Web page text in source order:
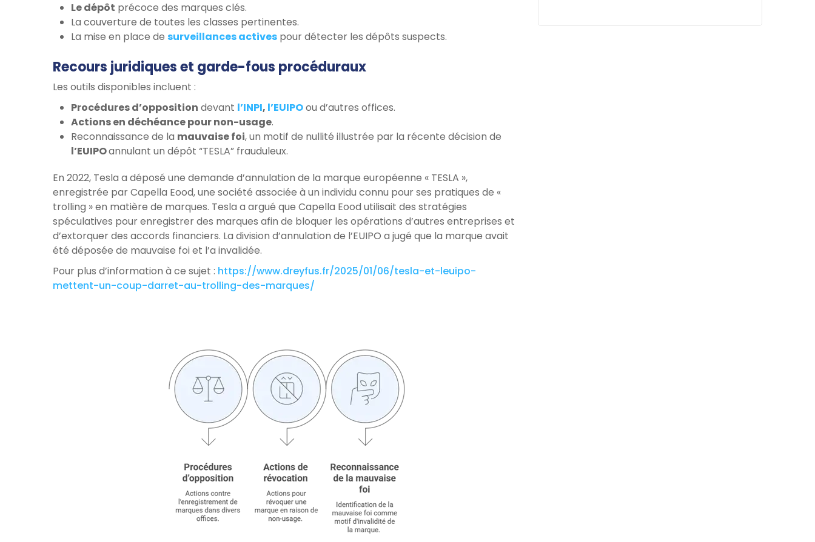
Le dépôt précoce des marques clés.
La couverture de toutes les classes pertinentes.
La mise en place de surveillances actives pour détecter les dépôts suspects.
Recours juridiques et garde-fous procéduraux
Les outils disponibles incluent :
Procédures d’opposition devant l’INPI, l’EUIPOou d’autres offices.
Actions en déchéance pour non-usage.
Reconnaissance de la mauvaise foi, un motif de nullité illustrée par la récente décision de
l’EUIPOannulant un dépôt “TESLA” frauduleux.
En 2022, Tesla a déposé une demande d’annulation de la marque européenne « TESLA »,
enregistrée par Capella Eood, une société associée à un individu connu pour ses pratiques de «
trolling » en matière de marques. Tesla a argué que Capella Eood utilisait des stratégies
spéculatives pour enregistrer des marques afin de bloquer les opérations d’autres entreprises et
d’extorquer des accords financiers. La division d’annulation de l’EUIPO a jugé que la marque avait
été déposée de mauvaise foi et l’a invalidée.
Pour plus d’information à ce sujet : https://www.dreyfus.fr/2025/01/06/tesla-et-leuipo-
mettent-un-coup-darret-au-trolling-des-marques/